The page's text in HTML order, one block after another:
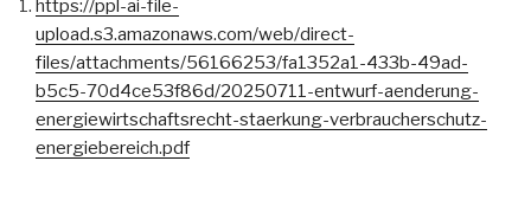
https://ppl-ai-file-
upload.s3.amazonaws.com/web/direct-
files/attachments/56166253/fa1352a1-433b-49ad-
b5c5-70d4ce53f86d/20250711-entwurf-aenderung-
energiewirtschaftsrecht-staerkung-verbraucherschutz-
energiebereich.pdf